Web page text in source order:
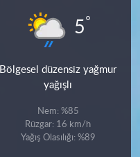
5°
Bölgesel düzensiz yağmur
yağışlı
Nem: %85
Rüzgar: 16 km/h
Yağış Olasılığı: %89